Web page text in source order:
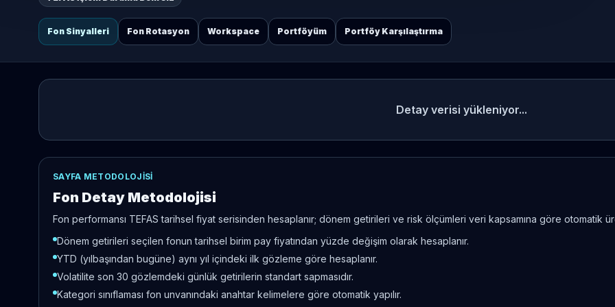
Fon Sinyalleri Fon Rotasyon Workspace Portföyüm Portföy Karşılaştırma
Detay verisi yükleniyor...
SAYFA METODOLOJISI
Fon Detay Metodolojisi
Fon performansı TEFAS tarihsel fiyat serisinden hesaplanır; dönem getirileri ve risk ölçümleri veri kapsamına göre otomatik
Dönem getirileri seçilen fonun tarihsel birim pay fiyatından yüzde değişim olarak hesaplanır.
YTD (yılbaşından bugüne) aynı yıl içindeki ilk gözleme göre hesaplanır.
Volatilite son 30 gözlemdeki günlük getirilerin standart sapmasıdır.
Kategori sınıflaması fon unvanındaki anahtar kelimelere göre otomatik yapılır.